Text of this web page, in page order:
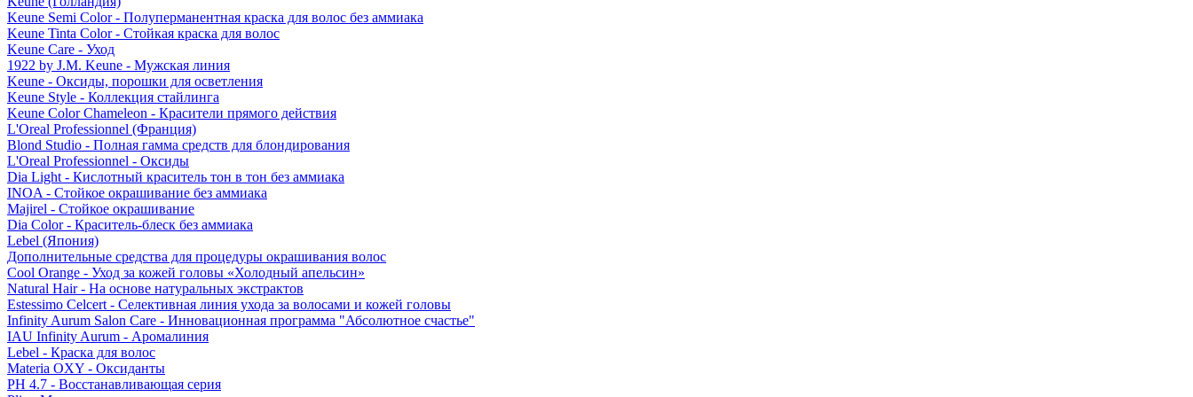
Keune Semi Color - Полуперманентная краска для волос без аммиака
Keune Tinta Color - Стойкая краска для волос
Keune Care - Уход
1922 by J.M. Keune - Мужская линия
Keune - Оксиды, порошки для осветления
Keune Style - Коллекция стайлинга
Keune Color Chameleon - Красители прямого действия
L'Oreal Professionnel (Франция)
Blond Studio - Полная гамма средств для блондирования
L'Oreal Professionnel - Оксиды
Dia Light - Кислотный краситель тон в тон без аммиака
INOA - Стойкое окрашивание без аммиака
Majirel - Стойкое окрашивание
Dia Color - Краситель-блеск без аммиака
Lebel (Япония)
Дополнительные средства для процедуры окрашивания волос
Cool Orange - Уход за кожей головы «Холодный апельсин»
Natural Hair - На основе натуральных экстрактов
Estessimo Celcert - Селективная линия ухода за волосами и кожей головы
Infinity Aurum Salon Care - Инновационная программа "Абсолютное счастье"
IAU Infinity Aurum - Аромалиния
Lebel - Краска для волос
Materia OXY - Оксиданты
PH 4.7 - Восстанавливающая серия